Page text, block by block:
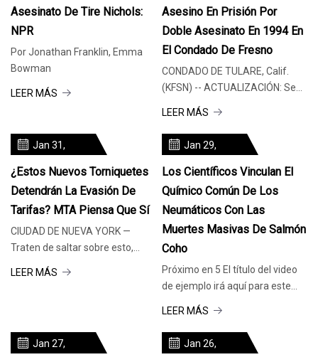
Asesinato De Tire Nichols:
NPR
Por Jonathan Franklin, Emma
Bowman
LEER MÁS
Asesino En Prisión Por
Doble Asesinato En 1994 En
El Condado De Fresno
CONDADO DE TULARE, Calif.
(KFSN) -- ACTUALIZACIÓN: Se
negó la libertad condicional
LEER MÁS
Jan 31,
¿Estos Nuevos Torniquetes
Detendrán La Evasión De
Tarifas? MTA Piensa Que Sí
CIUDAD DE NUEVA YORK —
Traten de saltar sobre esto,
evasores de tarifas. eso era lo
LEER MÁS
Jan 29,
Los Científicos Vinculan El
Químico Común De Los
Neumáticos Con Las
Muertes Masivas De Salmón
Coho
Próximo en 5 El título del video
de ejemplo irá aquí para este
video SEATTLE — Dado que
LEER MÁS
Jan 27,
Jan 26,